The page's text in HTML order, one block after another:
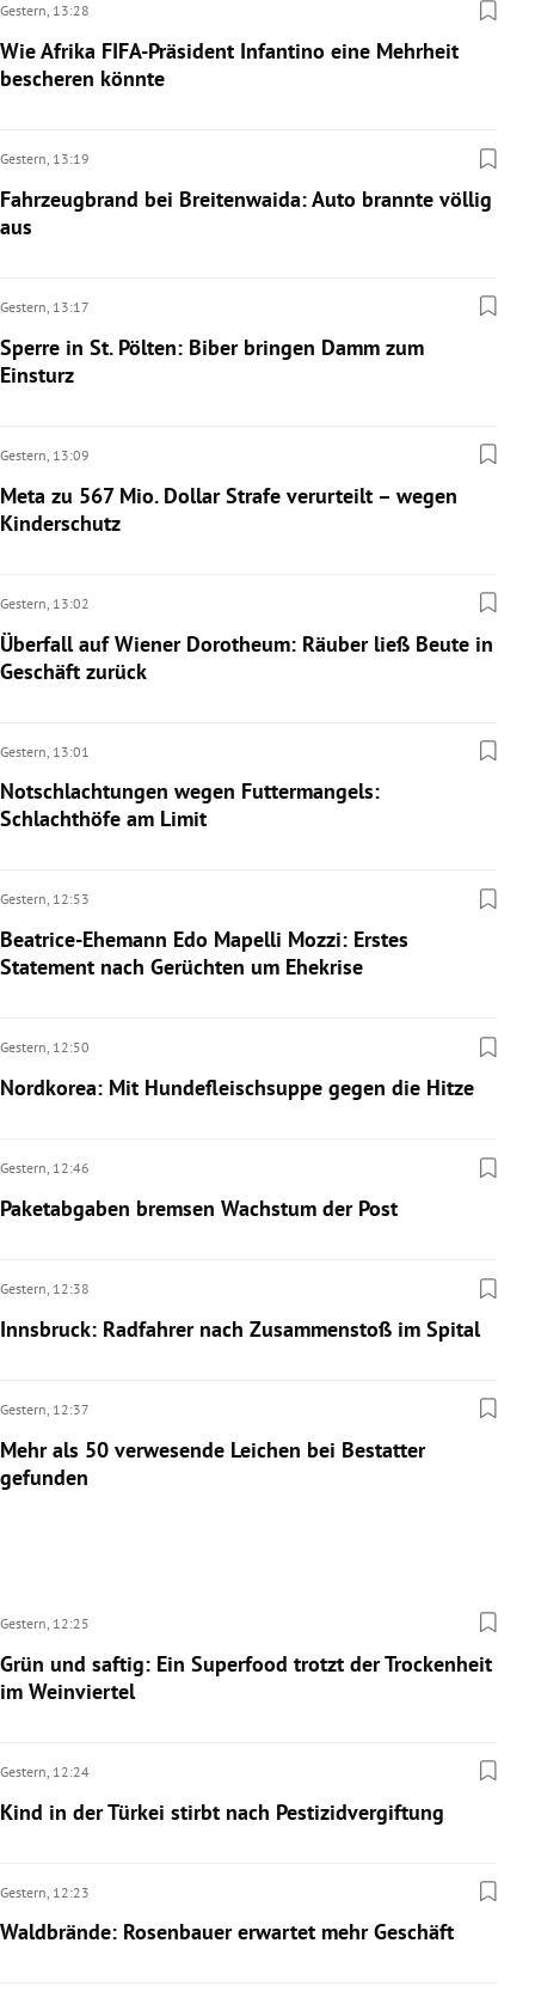
Gestern, 13:28
Wie Afrika FIFA-Präsident Infantino eine Mehrheit
bescheren könnte
Gestern, 13:19
Fahrzeugbrand bei Breitenwaida: Auto brannte völlig
aus
Gestern, 13:17
Sperre in St. Pölten: Biber bringen Damm zum
Einsturz
Gestern, 13:09
Meta zu 567 Mio. Dollar Strafe verurteilt – wegen
Kinderschutz
Gestern, 13:02
Überfall auf Wiener Dorotheum: Räuber ließ Beute in
Geschäft zurück
Gestern, 13:01
Notschlachtungen wegen Futtermangels:
Schlachthöfe am Limit
Gestern, 12:53
Beatrice-Ehemann Edo Mapelli Mozzi: Erstes
Statement nach Gerüchten um Ehekrise
Gestern, 12:50
Nordkorea: Mit Hundefleischsuppe gegen die Hitze
Gestern, 12:46
Paketabgaben bremsen Wachstum der Post
Gestern, 12:38
Innsbruck: Radfahrer nach Zusammenstoß im Spital
Gestern, 12:37
Mehr als 50 verwesende Leichen bei Bestatter
gefunden
Gestern, 12:25
Grün und saftig: Ein Superfood trotzt der Trockenheit
im Weinviertel
Gestern, 12:24
Kind in der Türkei stirbt nach Pestizidvergiftung
Gestern, 12:23
Waldbrände: Rosenbauer erwartet mehr Geschäft